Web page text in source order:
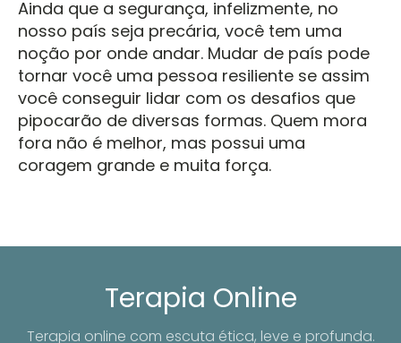
Ainda que a segurança, infelizmente, no
nosso país seja precária, você tem uma
noção por onde andar. Mudar de país pode
tornar você uma pessoa resiliente se assim
você conseguir lidar com os desafios que
pipocarão de diversas formas. Quem mora
fora não é melhor, mas possui uma
coragem grande e muita força.
Terapia Online
Terapia online com escuta ética, leve e profunda.